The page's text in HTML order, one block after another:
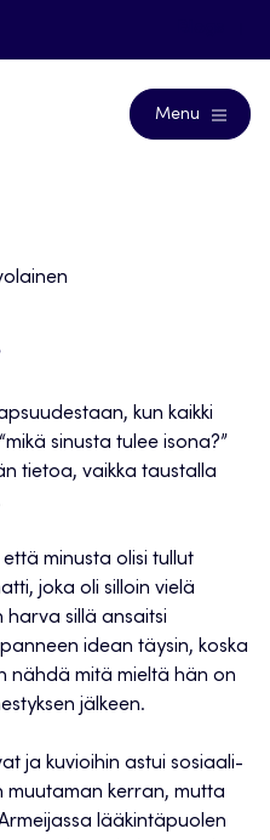
Menu
kun kaikki
sinusta tulee isona?”
tietoa, vaikka taustalla
minusta olisi tullut
joka oli silloin vielä
sillä ansaitsi
idean täysin, koska
nähdä mitä mieltä hän on
jälkeen.
ja kuvioihin astui sosiaali-
muutaman kerran, mutta
lääkintäpuolen